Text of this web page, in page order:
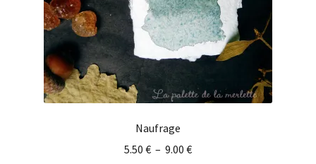
Naufrage
5.50 € – 9.00 €